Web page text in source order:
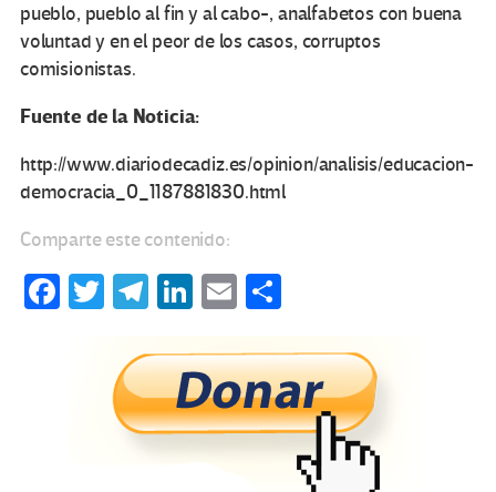
pueblo, pueblo al fin y al cabo-, analfabetos con buena
voluntad y en el peor de los casos, corruptos
comisionistas.
Fuente de la Noticia:
http://www.diariodecadiz.es/opinion/analisis/educacion-
democracia_0_1187881830.html
Comparte este contenido:
Fa T
tt
er
Te
gr
a
m
Li
ke
dI
n
E
ail m
p
ar
tir